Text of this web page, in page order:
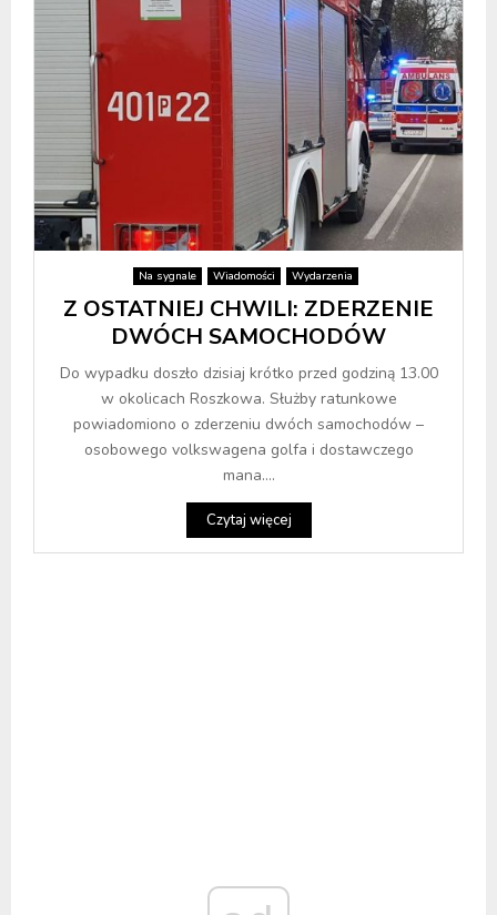
Na sygnale Wiadomości Wydarzenia
Z OSTATNIEJ CHWILI: ZDERZENIE
DWÓCH SAMOCHODÓW
Do wypadku doszło dzisiaj krótko przed godziną 13.00
w okolicach Roszkowa. Służby ratunkowe
powiadomiono o zderzeniu dwóch samochodów –
osobowego volkswagena golfa i dostawczego
mana....
Czytaj więcej